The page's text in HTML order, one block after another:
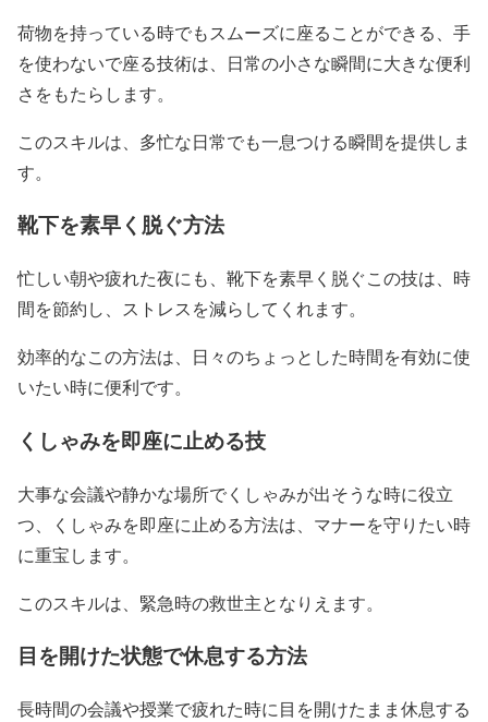
荷物を持っている時でもスムーズに座ることができる、手
を使わないで座る技術は、日常の小さな瞬間に大きな便利
さをもたらします。
このスキルは、多忙な日常でも一息つける瞬間を提供しま
す。
靴下を素早く脱ぐ方法
忙しい朝や疲れた夜にも、靴下を素早く脱ぐこの技は、時
間を節約し、ストレスを減らしてくれます。
効率的なこの方法は、日々のちょっとした時間を有効に使
いたい時に便利です。
くしゃみを即座に止める技
大事な会議や静かな場所でくしゃみが出そうな時に役立
つ、くしゃみを即座に止める方法は、マナーを守りたい時
に重宝します。
このスキルは、緊急時の救世主となりえます。
目を開けた状態で休息する方法
長時間の会議や授業で疲れた時に目を開けたまま休息する